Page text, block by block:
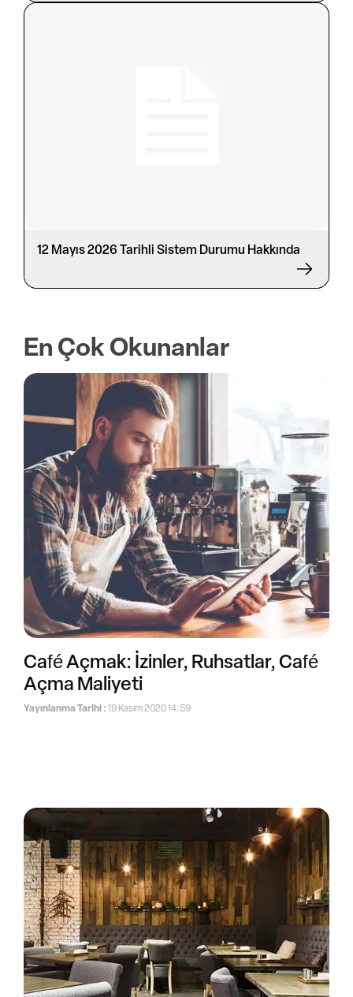
12 Mayıs 2026 Tarihli Sistem Durumu Hakkında
En Çok Okunanlar
Café Açmak: İzinler, Ruhsatlar, Café
Açma Maliyeti
Yayınlanma Tarihi : 19 Kasım 2020 14:59